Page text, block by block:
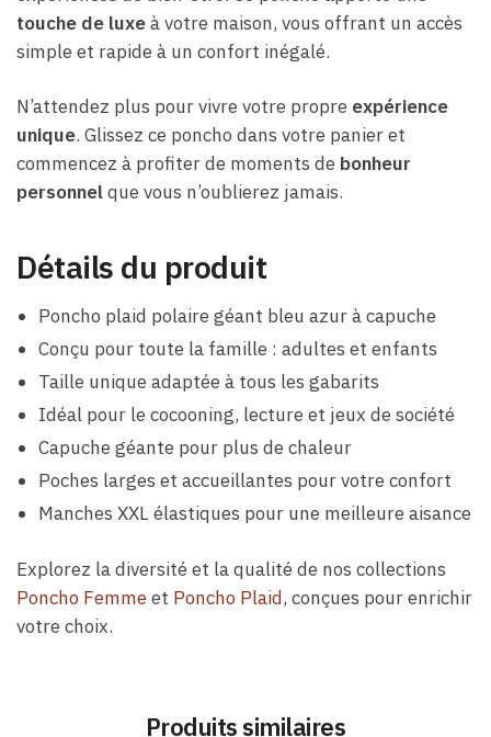
touche de luxeà votre maison, vous offrant un accès
simple et rapide à un confort inégalé.
N’attendez plus pour vivre votre propre expérience
unique. Glissez ce poncho dans votre panier et
commencez à profiter de moments de bonheur
personnelque vous n’oublierez jamais.
Détails du produit
Poncho plaid polaire géant bleu azur à capuche
Conçu pour toute la famille : adultes et enfants
Taille unique adaptée à tous les gabarits
Idéal pour le cocooning, lecture et jeux de société
Capuche géante pour plus de chaleur
Poches larges et accueillantes pour votre confort
Manches XXL élastiques pour une meilleure aisance
Explorez la diversité et la qualité de nos collections
Poncho Femmeet Poncho Plaid, conçues pour enrichir
votre choix.
Produits similaires